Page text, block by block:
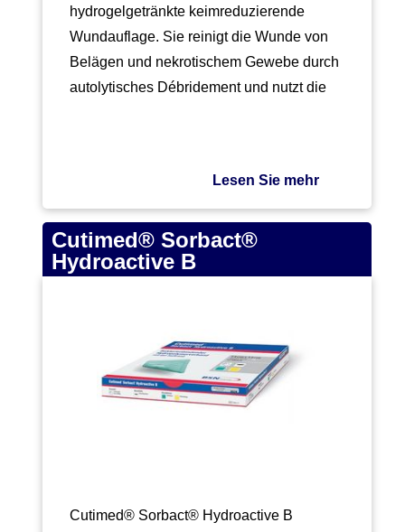
hydrogelgetränkte keimreduzierende
Wundauflage. Sie reinigt die Wunde von
Belägen und nekrotischem Gewebe durch
autolytisches Débridement und nutzt die
Lesen Sie mehr
Cutimed® Sorbact®
Hydroactive B
Cutimed® Sorbact® Hydroactive B